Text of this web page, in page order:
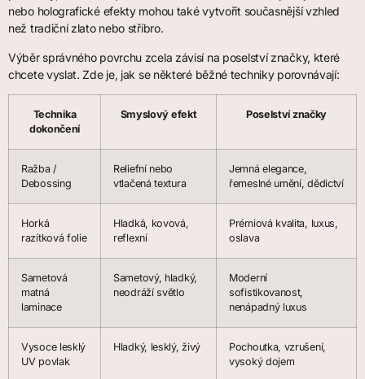
nebo holografické efekty mohou také vytvořit současnější vzhled
než tradiční zlato nebo stříbro.
Výběr správného povrchu zcela závisí na poselství značky, které
chcete vyslat. Zde je, jak se některé běžné techniky porovnávají:
Technika
dokončení
Smyslový efekt Poselství značky
Ražba /
Debossing
Reliefní nebo
vtlačená textura
Jemná elegance,
řemeslné umění, dědictví
Horká
razítková folie
Hladká, kovová,
reflexní
Prémiová kvalita, luxus,
oslava
Sametová
matná
laminace
Sametový, hladký,
neodráží světlo
Moderní
sofistikovanost,
nenápadný luxus
Vysoce lesklý
UV povlak
Hladký, lesklý, živý
Pochoutka, vzrušení,
vysoký dojem